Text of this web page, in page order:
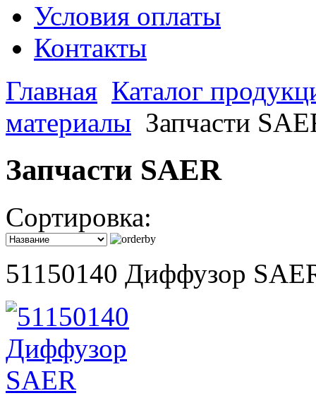
Условия оплаты
Контакты
Главная Каталог
материалы Запчасти
Запчасти SAER
Сортировка:
51150140 Диффузор